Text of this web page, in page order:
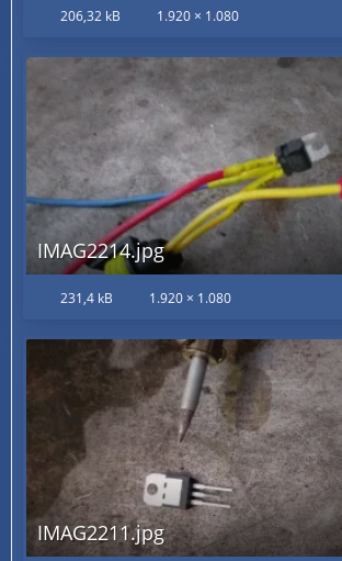
206,32 kB 1.920 × 1.080
IMAG2214.jpg
231,4 kB 1.920 × 1.080
IMAG2211.jpg